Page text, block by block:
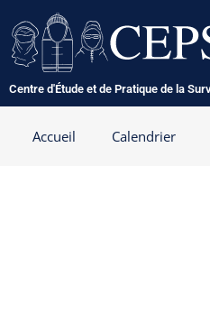
au
contenu
Centre d'Étude et de Pratique de la
Accueil Calendrier